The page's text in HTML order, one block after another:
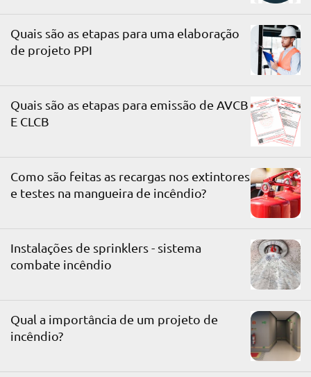
Quais são as etapas para uma elaboração
de projeto PPI
Quais são as etapas para emissão de AVCB
E CLCB
Como são feitas as recargas nos extintores
e testes na mangueira de incêndio?
Instalações de sprinklers - sistema
combate incêndio
Qual a importância de um projeto de
incêndio?